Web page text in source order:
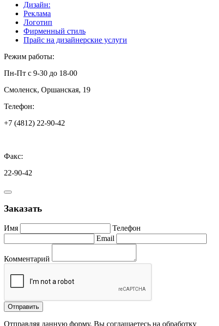
Дизайн:
Реклама
Логотип
Фирменный стиль
Прайс на дизайнерские услуги
Режим работы:
Пн-Пт с 9-30 до 18-00
Смоленск, Оршанская, 19
Телефон:
+7 (4812) 22-90-42
Факс:
22-90-42
Заказать
Имя
Телефон
Email
Комментарий
Отправить
Отправляя данную форму, Вы соглашаетесь на обработку